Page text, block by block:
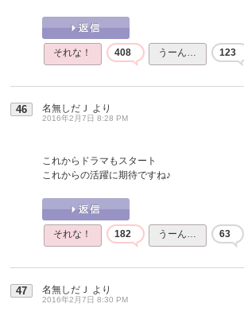
それな！ 408 うーん… 123
46 名無しだＪ より
2016年2月7日 8:28 PM
これからドラマもスタート
これからの活躍に期待ですね♪
それな！ 182 うーん… 63
47 名無しだＪ より
2016年2月7日 8:30 PM